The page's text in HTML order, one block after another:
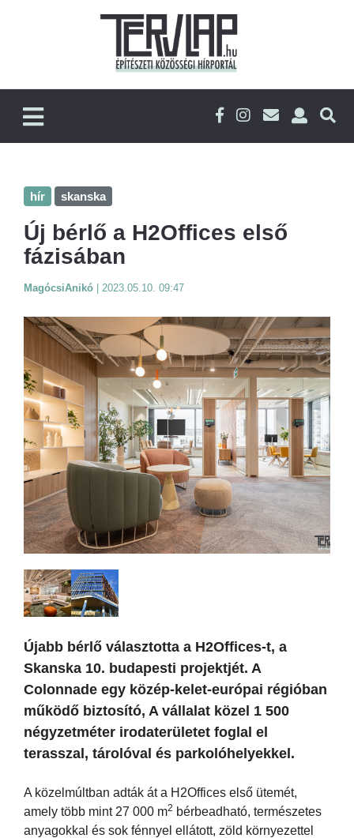
hír skanska
Új bérlő a H2Offices első
fázisában
MagócsiAnikó 2023.05.10. 09:47
Újabb bérlő választotta a H2Offices-t, a
Skanska 10. budapesti projektjét. A
Colonnade egy közép-kelet-európai régióban
működő biztosító, A vállalat közel 1 500
négyzetméter irodaterületet foglal el
terasszal, tárolóval és parkolóhelyekkel.
A közelmúltban adták át a H2Offices első ütemét,
amely több mint 27 000 m2 bérbeadható, természetes
anyagokkal és sok fénnyel ellátott, zöld környezettel